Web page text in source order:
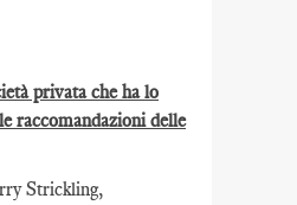
privata che ha lo
raccomandazioni delle
Strickling,